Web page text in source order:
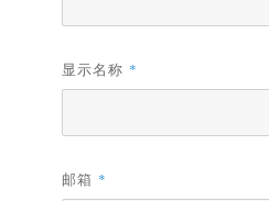
显示名称 *
邮箱 *